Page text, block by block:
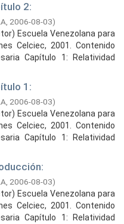
2:
2006-08-03)
Escuela Venezolana para
Celciec, 2001. Contenido
Capítulo 1: Relatividad
1:
2006-08-03)
Escuela Venezolana para
Celciec, 2001. Contenido
Capítulo 1: Relatividad
2006-08-03)
Escuela Venezolana para
Celciec, 2001. Contenido
Capítulo 1: Relatividad